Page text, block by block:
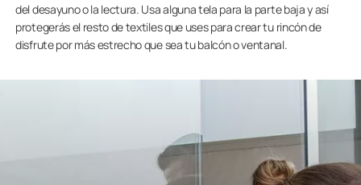
del desayuno o la lectura. Usa alguna tela para la parte baja y así
protegerás el resto de textiles que uses para crear tu rincón de
disfrute por más estrecho que sea tu balcón o ventanal.